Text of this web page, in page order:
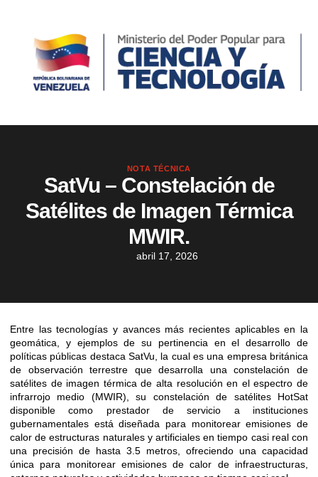
NOTA TÉCNICA
SatVu – Constelación de
Satélites de Imagen Térmica
MWIR.
abril 17, 2026
Entre las tecnologías y avances más recientes aplicables en la
geomática, y ejemplos de su pertinencia en el desarrollo de
políticas públicas destaca SatVu, la cual es una empresa británica
de observación terrestre que desarrolla una constelación de
satélites de imagen térmica de alta resolución en el espectro de
infrarrojo medio (MWIR), su constelación de satélites HotSat
disponible como prestador de servicio a instituciones
gubernamentales está diseñada para monitorear emisiones de
calor de estructuras naturales y artificiales en tiempo casi real con
una precisión de hasta 3.5 metros, ofreciendo una capacidad
única para monitorear emisiones de calor de infraestructuras,